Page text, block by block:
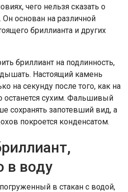
чего нельзя сказать о
основан на различной
бриллианта и других
бриллиант на подлинность,
Настоящий камень
на секунду после того, как на
останется сухим. Фальшивый
сохранять запотевший вид, а
покроется конденсатом.
в воду
в стакан с водой,